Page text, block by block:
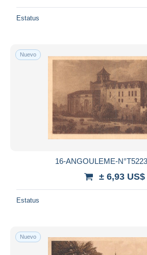
Estatus
Nuevo
16-ANGOULEME-
± 6,93 US$
Estatus
Nuevo